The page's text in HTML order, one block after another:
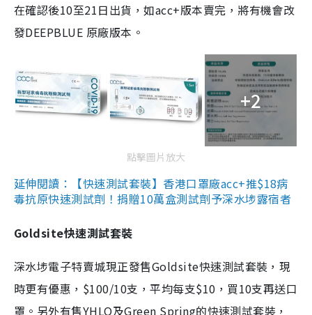
在確認後10至21日出貨，如acc+版本賣完，將有機會改
發DEEPBLUE 原廠版本。
+2
點擊圖片放大
延伸閱讀：【快速測試套裝】香港口罩廠acc+推$18病
毒抗原快速測試劑！捐贈10萬盒測試劑予深水埗露宿者
Goldsite快速測試套裝
深水埗電子特賣城現正發售Goldsite快速測試套裝，現
時更有優惠，$100/10支，平均每支$10，買10支再送口
罩。另外有售YHLO及Green Spring的快速測試套裝，